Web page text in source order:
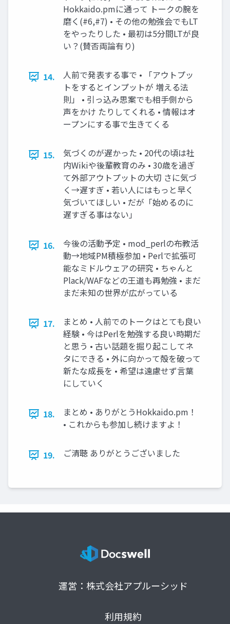
Hokkaido.pmに通って トークの腕を
磨く(#6,#7) • その他の勉強会でもLT
をやったりした • 最初は5分間LTが良
い？(賛否両論有り)
14.
人前で発表する事で • 「アウトプッ
トをするとインプットが 増える法
則」 • 引っ込み思案でも相手側から
声をかけ たりしてくれる • 情報はオ
ープンにする事で生きてくる
15.
気づくのが遅かった • 20代の頃は社
内Wikiや後輩教育のみ • 30歳を過ぎ
て外部アウトプットの大切 さに気づ
く→遅すぎ • 若い人にはもっと早く
気づいてほしい • だが「始めるのに
遅すぎる事はない」
16.
今後の活動予定 • mod_perlの布教活
動→地域PM積極参加 • Perlで拡張可
能なミドルウェアの研究 • ちゃんと
Plack/WAFなどの王道も再勉強 • まだ
まだ未知の世界が広がっている
17.
まとめ • 人前でのトークはとても良い
経験 • 今はPerlを勉強する良い時期だ
と思う • 古い話題を掘り起こしてネ
タにできる • 外に向かって殻を破って
新たな成長を • 希望は遠慮せず言葉
にしていく
18.
まとめ • ありがとうHokkaido.pm！
• これからも参加し続けますよ！
19. ご清聴 ありがとうございました
運営：株式会社アプルーシッド
利用規約